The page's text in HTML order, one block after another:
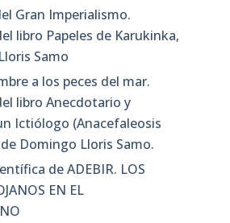
Gran Imperialismo.
libro Papeles de Karukinka,
Samo
a los peces del mar.
libro Anecdotario y
Ictiólogo (Anacefaleosis
Domingo Lloris Samo.
de ADEBIR. LOS
EN EL